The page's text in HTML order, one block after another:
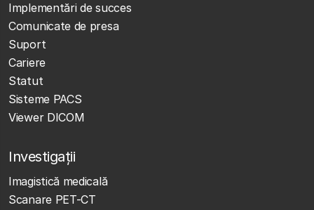
Implementări de succes
Comunicate de presa
Suport
Cariere
Statut
Sisteme PACS
Viewer DICOM
Investigații
Imagistică medicală
Scanare PET-CT